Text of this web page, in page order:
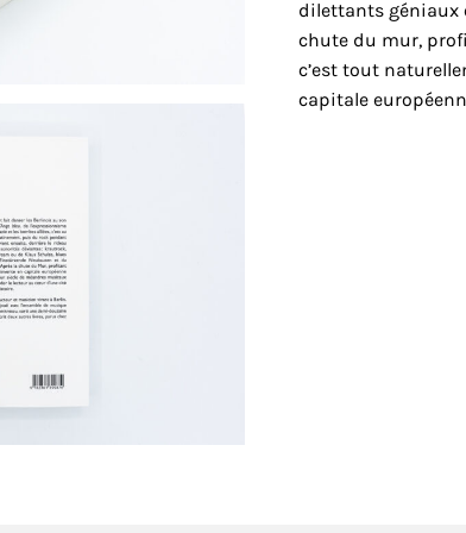
dilettants géniaux
chute du mur,
c’est tout
capitale